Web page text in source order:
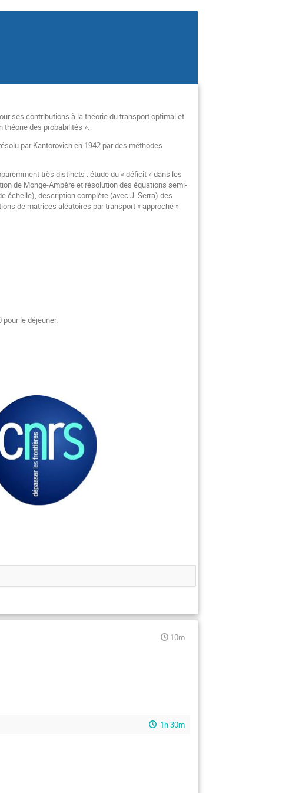
ses contributions à la théorie du transport optimal et
théorie des probabilités ».
par Kantorovich en 1942 par des méthodes
très distincts : étude du « déficit » dans les
de Monge-Ampère et résolution des équations semi-
échelle), description complète (avec J. Serra) des
de matrices aléatoires par transport « approché »
le déjeuner.
10m
1h 30m